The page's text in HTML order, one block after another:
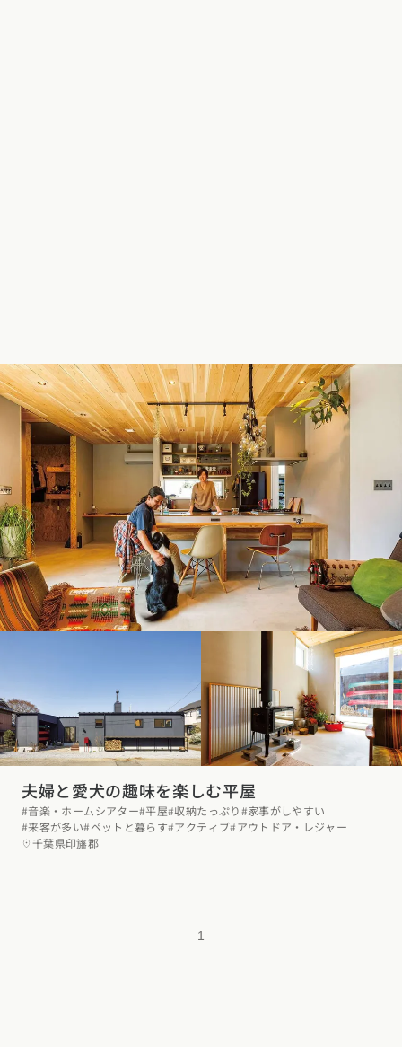
夫婦と愛犬の趣味を楽しむ平屋
#音楽・ホームシアター#平屋#収納たっぷり#家事がしやすい
#来客が多い#ペットと暮らす#アクティブ#アウトドア・レジャー
千葉県印旛郡
1
お近くのイベントを探す
選択中のエリア：全国